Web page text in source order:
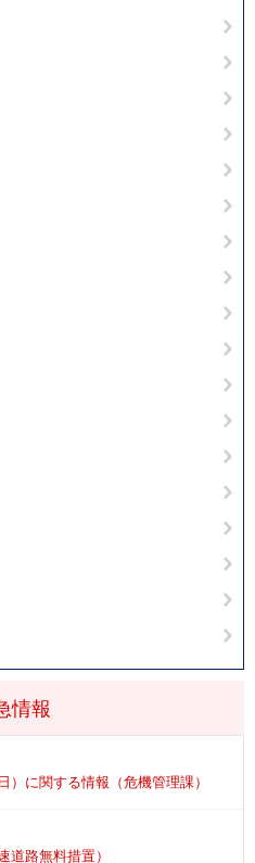
情報
）に関する情報（危機管理課）
道路無料措置）